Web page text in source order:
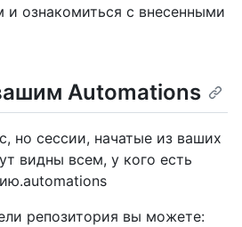
и ознакомиться с внесенными
Automations
но сессии, начатые из ваших
видны всем, у кого есть
репозитория вы можете: